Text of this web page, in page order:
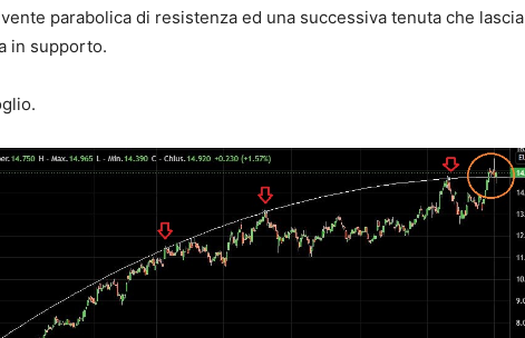
parabolica di resistenza ed una successiva tenuta che lascia
in supporto.